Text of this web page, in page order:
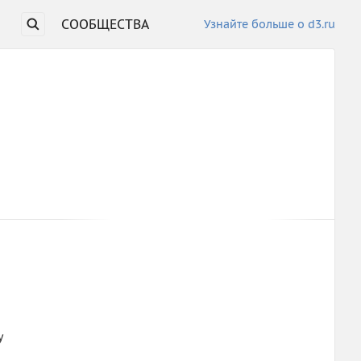
СООБЩЕСТВА Узнайте больше о d3.ru